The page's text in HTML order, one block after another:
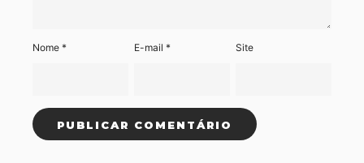
Nome * E-mail* Site